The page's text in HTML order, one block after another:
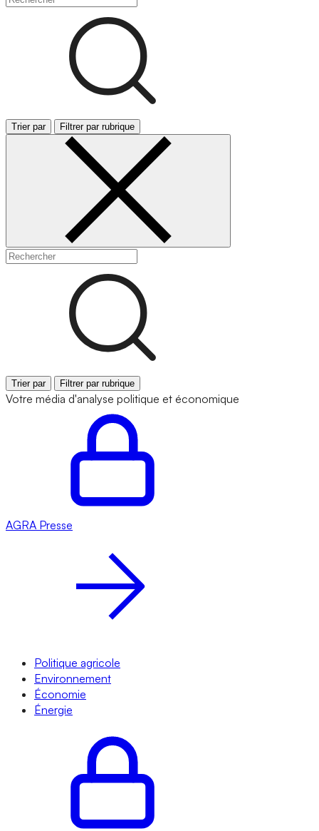
Trier par Filtrer par rubrique
Trier par Filtrer par rubrique
Votre média d'analyse politique et économique
AGRA Presse
Politique agricole
Environnement
Économie
Énergie